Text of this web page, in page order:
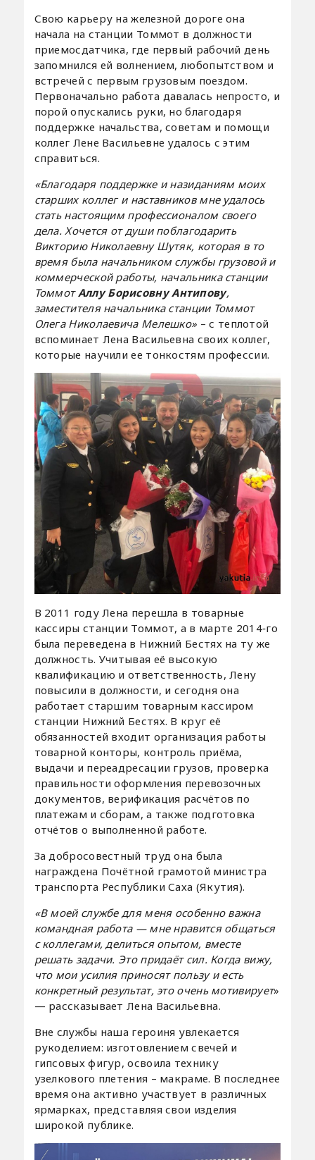
Свою карьеру на железной дороге она
начала на станции Томмот в должности
приемосдатчика, где первый рабочий день
запомнился ей волнением, любопытством и
встречей с первым грузовым поездом.
Первоначально работа давалась непросто, и
порой опускались руки, но благодаря
поддержке начальства, советам и помощи
коллег Лене Васильевне удалось с этим
справиться.
«Благодаря поддержке и назиданиям моих
старших коллег и наставников мне удалось
стать настоящим профессионалом своего
дела. Хочется от души поблагодарить
Викторию Николаевну Шутяк, которая в то
время была начальником службы грузовой и
коммерческой работы, начальника станции
ТоммотАллу Борисовну Антипову,
заместителя начальника станции Томмот
Олега Николаевича Мелешко» – с теплотой
вспоминает Лена Васильевна своих коллег,
которые научили ее тонкостям профессии.
В 2011 году Лена перешла в товарные
кассиры станции Томмот, а в марте 2014‑го
была переведена в Нижний Бестях на ту же
должность. Учитывая её высокую
квалификацию и ответственность, Лену
повысили в должности, и сегодня она
работает старшим товарным кассиром
станции Нижний Бестях. В круг её
обязанностей входит организация работы
товарной конторы, контроль приёма,
выдачи и переадресации грузов, проверка
правильности оформления перевозочных
документов, верификация расчётов по
платежам и сборам, а также подготовка
отчётов о выполненной работе.
За добросовестный труд она была
награждена Почётной грамотой министра
транспорта Республики Саха (Якутия).
«В моей службе для меня особенно важна
командная работа — мне нравится общаться
с коллегами, делиться опытом, вместе
решать задачи. Это придаёт сил. Когда вижу,
что мои усилия приносят пользу и есть
конкретный результат, это очень мотивирует»
— рассказывает Лена Васильевна.
Вне службы наша героиня увлекается
рукоделием: изготовлением свечей и
гипсовых фигур, освоила технику
узелкового плетения – макраме. В последнее
время она активно участвует в различных
ярмарках, представляя свои изделия
широкой публике.